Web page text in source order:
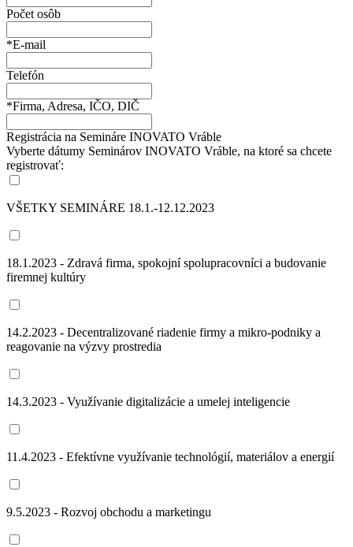
Počet osôb
*E-mail
Telefón
*Firma, Adresa, IČO, DIČ
Registrácia na Semináre INOVATO Vráble
Vyberte dátumy Seminárov INOVATO Vráble, na ktoré sa chcete
registrovať:
VŠETKY SEMINÁRE 18.1.-12.12.2023
18.1.2023 - Zdravá firma, spokojní spolupracovníci a budovanie
firemnej kultúry
14.2.2023 - Decentralizované riadenie firmy a mikro-podniky a
reagovanie na výzvy prostredia
14.3.2023 - Využívanie digitalizácie a umelej inteligencie
11.4.2023 - Efektívne využívanie technológií, materiálov a energií
9.5.2023 - Rozvoj obchodu a marketingu